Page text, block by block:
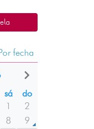
fecha
sá
do
1
2
8
9